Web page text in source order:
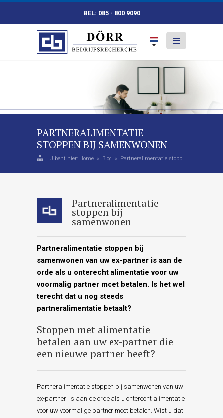
BEL: 085 - 800 9090
PARTNERALIMENTATIE
STOPPEN BIJ SAMENWONEN
U bent hier: Home » Blog » Partneralimentatie stoppen bij samenwonen
Partneralimentatie
stoppen bij
samenwonen
Partneralimentatie stoppen bij
samenwonen van uw ex-partner is aan de
orde als u onterecht alimentatie voor uw
voormalig partner moet betalen. Is het wel
terecht dat u nog steeds
partneralimentatie betaalt?
Stoppen met alimentatie
betalen aan uw ex-partner die
een nieuwe partner heeft?
Partneralimentatie stoppen bij samenwonen van uw
ex-partner is aan de orde als u onterecht alimentatie
voor uw voormalige partner moet betalen. Wist u dat